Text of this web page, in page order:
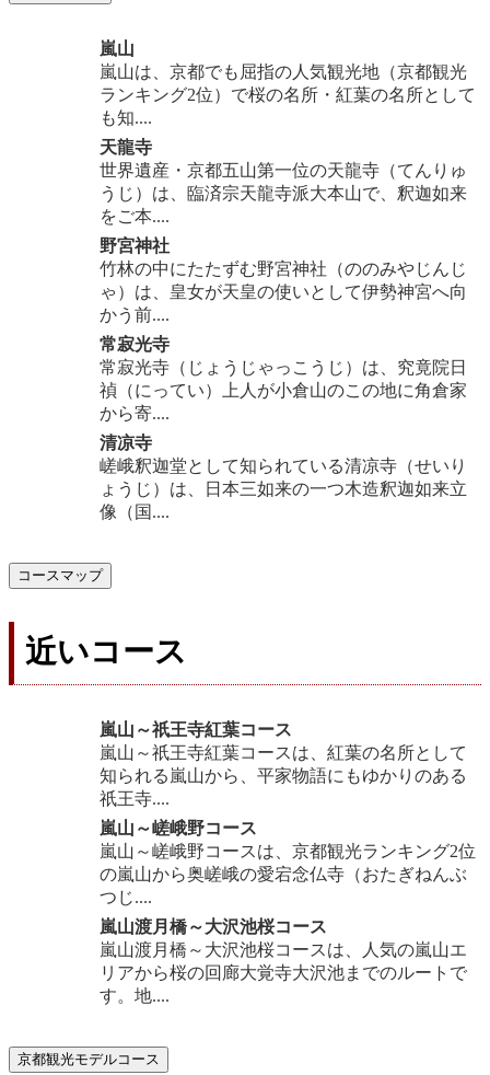
嵐山
嵐山は、京都でも屈指の人気観光地（京都観光
ランキング2位）で桜の名所・紅葉の名所として
も知....
天龍寺
世界遺産・京都五山第一位の天龍寺（てんりゅ
うじ）は、臨済宗天龍寺派大本山で、釈迦如来
をご本....
野宮神社
竹林の中にたたずむ野宮神社（ののみやじんじ
ゃ）は、皇女が天皇の使いとして伊勢神宮へ向
かう前....
常寂光寺
常寂光寺（じょうじゃっこうじ）は、究竟院日
禎（にってい）上人が小倉山のこの地に角倉家
から寄....
清凉寺
嵯峨釈迦堂として知られている清凉寺（せいり
ょうじ）は、日本三如来の一つ木造釈迦如来立
像（国....
コースマップ
近いコース
嵐山～祇王寺紅葉コース
嵐山～祇王寺紅葉コースは、紅葉の名所として
知られる嵐山から、平家物語にもゆかりのある
祇王寺....
嵐山～嵯峨野コース
嵐山～嵯峨野コースは、京都観光ランキング2位
の嵐山から奥嵯峨の愛宕念仏寺（おたぎねんぶ
つじ....
嵐山渡月橋～大沢池桜コース
嵐山渡月橋～大沢池桜コースは、人気の嵐山エ
リアから桜の回廊大覚寺大沢池までのルートで
す。地....
京都観光モデルコース